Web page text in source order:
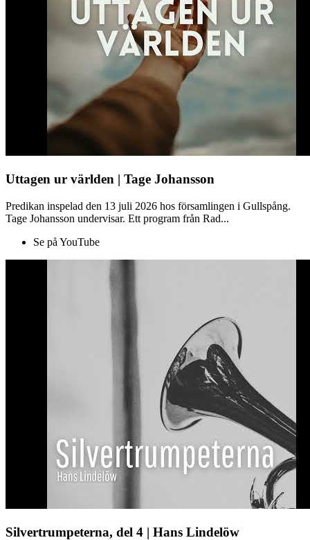
Uttagen ur världen | Tage Johansson
Predikan inspelad den 13 juli 2026 hos församlingen i Gullspång.
Tage Johansson undervisar. Ett program från Rad...
Se på YouTube
Silvertrumpeterna, del 4 | Hans Lindelöw